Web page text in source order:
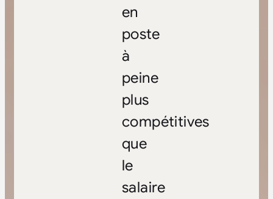
en
poste
à
peine
plus
compétitives
que
le
salaire